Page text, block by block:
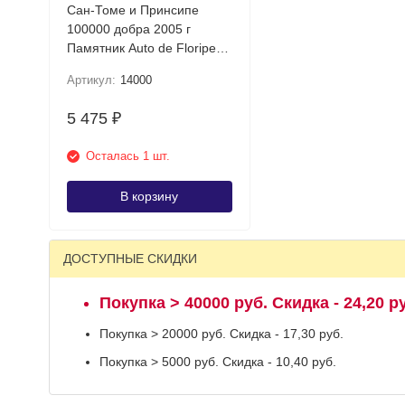
Сан-Томе и Принсипе
100000 добра 2005 г
Памятник Auto de Floripes в
Артикул: 14000
5 475 ₽
Осталась 1 шт.
В корзину
ДОСТУПНЫЕ СКИДКИ
Покупка > 40000 руб. Скидка - 24,20
Покупка > 20000 руб. Скидка - 17,30 руб.
Покупка > 5000 руб. Скидка - 10,40 руб.